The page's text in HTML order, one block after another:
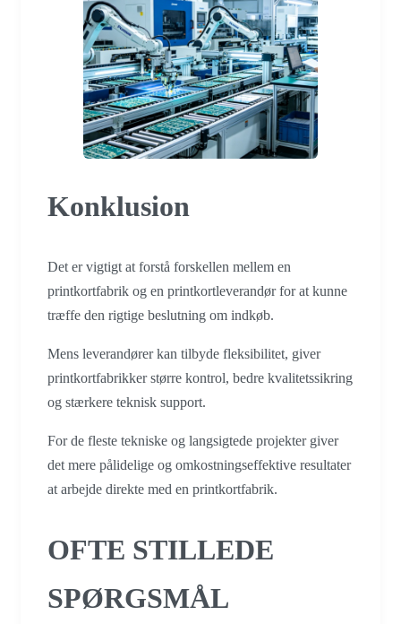
Konklusion
Det er vigtigt at forstå forskellen mellem en
printkortfabrik og en printkortleverandør for at kunne
træffe den rigtige beslutning om indkøb.
Mens leverandører kan tilbyde fleksibilitet, giver
printkortfabrikker større kontrol, bedre kvalitetssikring
og stærkere teknisk support.
For de fleste tekniske og langsigtede projekter giver
det mere pålidelige og omkostningseffektive resultater
at arbejde direkte med en printkortfabrik.
OFTE STILLEDE
SPØRGSMÅL